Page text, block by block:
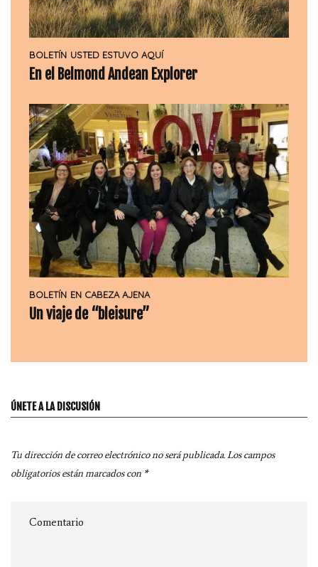
BOLETÍN USTED ESTUVO AQUÍ
En el Belmond Andean Explorer
BOLETÍN EN CABEZA AJENA
Un viaje de “bleisure”
ÚNETE A LA DISCUSIÓN
Tu dirección de correo electrónico no será publicada.Los campos
obligatorios están marcados con *